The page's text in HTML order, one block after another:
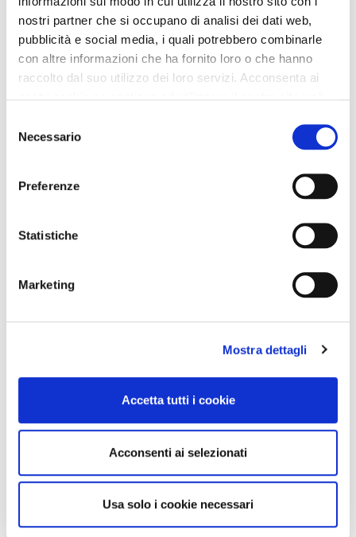
nostri partner che si occupano di analisi dei dati web,
pubblicità e social media, i quali potrebbero combinarle
con altre informazioni che ha fornito loro o che hanno
raccolto dal suo utilizzo dei loro servizi. Acconsenta ai
delNecessario
Preferenze
Statistiche
Marketing
Mostra dettagli
Accetta tutti i cookie
Acconsenti ai selezionati
Usa solo i cookie necessari
stretchgewebe anthracite
mit weitem bein burgundy
109,00 €